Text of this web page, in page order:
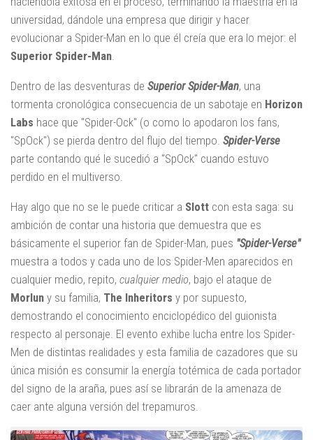
universidad, dándole una empresa que dirigir y hacer
evolucionar a Spider-Man en lo que él creía que era lo mejor: el
Superior Spider-Man.
Dentro de las desventuras de Superior Spider-Man, una
tormenta cronológica consecuencia de un sabotaje en Horizon
Labs hace que "Spider-Ock" (o como lo apodaron los fans,
"SpOck") se pierda dentro del flujo del tiempo. Spider-Verse
parte contando qué le sucedió a "SpOck" cuando estuvo
perdido en el multiverso.
Hay algo que no se le puede criticar a Slott con esta saga: su
ambición de contar una historia que demuestra que es
básicamente el superior fan de Spider-Man, pues "Spider-Verse"
muestra a todos y cada uno de los Spider-Men aparecidos en
cualquier medio, repito, cualquier medio, bajo el ataque de
Morlun y su familia, The Inheritors y por supuesto,
demostrando el conocimiento enciclopédico del guionista
respecto al personaje. El evento exhibe lucha entre los Spider-
Men de distintas realidades y esta familia de cazadores que su
única misión es consumir la energía totémica de cada portador
del signo de la araña, pues así se librarán de la amenaza de
caer ante alguna versión del trepamuros.